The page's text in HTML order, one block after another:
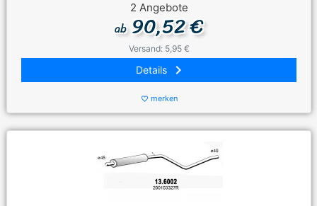
2 Angebote
ab90,52 €
Versand: 5,95 €
Details keyboard_arrow_right
favorite_border merken